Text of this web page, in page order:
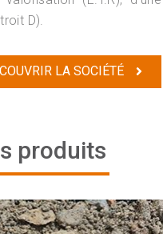
D).
LA SOCIÉTÉ
produits